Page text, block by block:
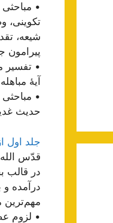
•
تکوینی،
شیعه،
• تفسیر
آیۀ
•
حدیث
جلد اول
قدّس
در قالب
درآمده
مهم‌ترین
• لزوم